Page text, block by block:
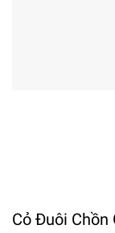
Cỏ Đuôi Chồn